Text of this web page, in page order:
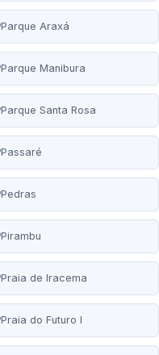
Parque Araxá
Parque Manibura
Parque Santa Rosa
Passaré
Pedras
Pirambu
Praia de Iracema
Praia do Futuro I